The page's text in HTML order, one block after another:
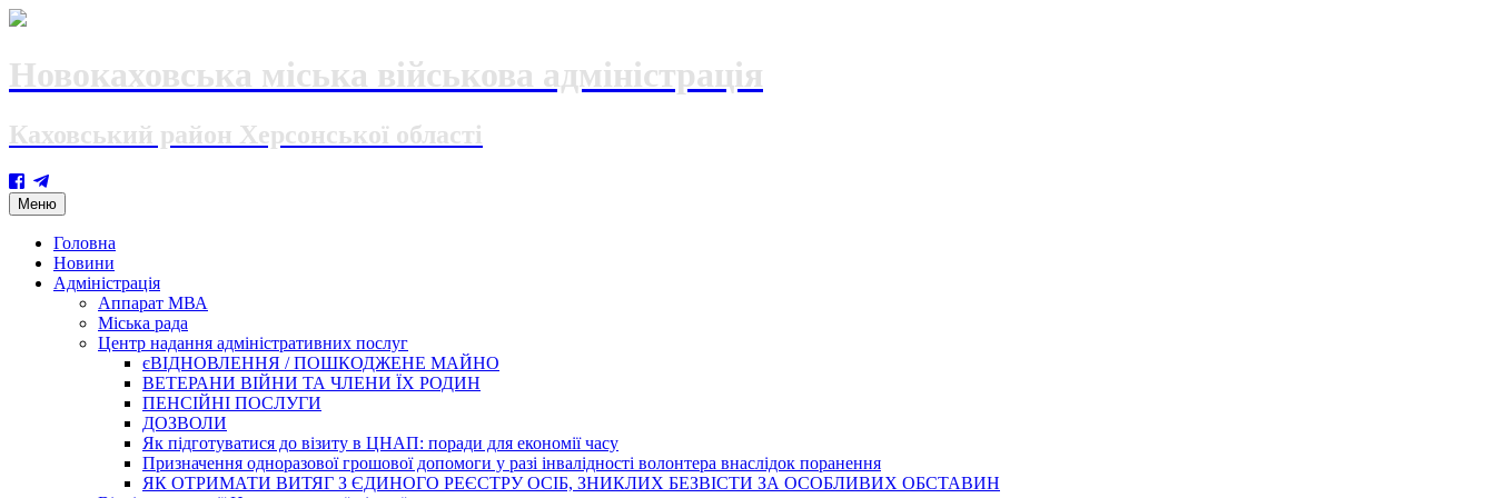
Новокаховська міська військова адміністрація
Каховський район Херсонської області
Меню Skip
to
content
Головна
Новини
Адміністрація
Аппарат МВА
Міська рада
Центр надання адміністративних послуг
єВІДНОВЛЕННЯ / ПОШКОДЖЕНЕ МАЙНО
ВЕТЕРАНИ ВІЙНИ ТА ЧЛЕНИ ЇХ РОДИН
ПЕНСІЙНІ ПОСЛУГИ
ДОЗВОЛИ
Як підготуватися до візиту в ЦНАП: поради для економії часу
Призначення одноразової грошової допомоги у разі інвалідності волонтера внаслідок поранення
ЯК ОТРИМАТИ ВИТЯГ З ЄДИНОГО РЕЄСТРУ ОСІБ, ЗНИКЛИХ БЕЗВІСТИ ЗА ОСОБЛИВИХ ОБСТАВИН